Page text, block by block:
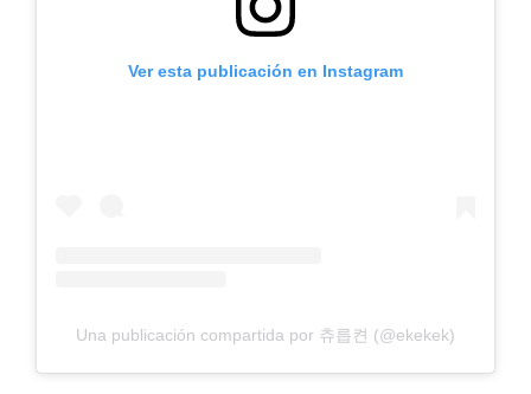
Ver esta publicación en Instagram
Una publicación compartida por 츄릅켠 (@ekekek)